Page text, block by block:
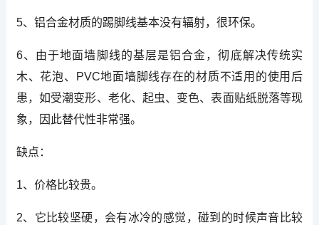
5、铝合金材质的踢脚线基本没有辐射，很环保。
6、由于地面墙脚线的基层是铝合金，彻底解决传统实
木、花泡、PVC地面墙脚线存在的材质不适用的使用后
患，如受潮变形、老化、起虫、变色、表面贴纸脱落等现
象，因此替代性非常强。
缺点：
1、价格比较贵。
2、它比较坚硬，会有冰冷的感觉，碰到的时候声音比较